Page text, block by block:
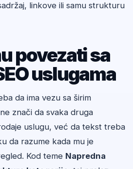
linkove ili samu strukturu
povezati sa
uslugama
da ima vezu sa širim
znači da svaka druga
uslugu, već da tekst treba
da razume kada mu je
Kod teme Napredna